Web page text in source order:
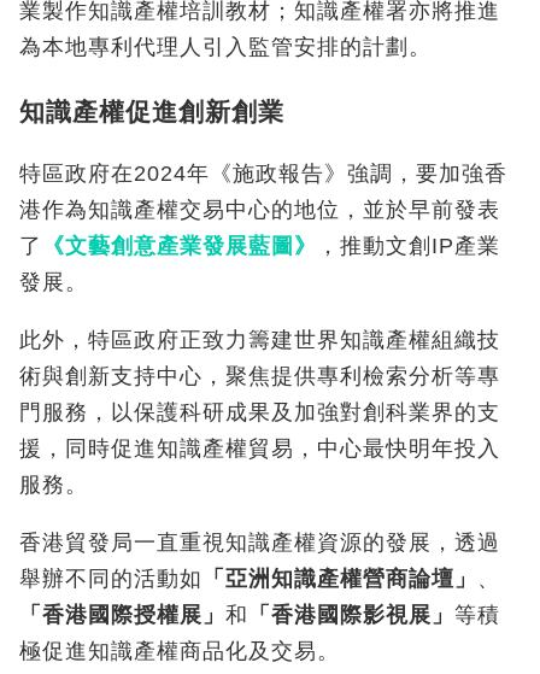
業製作知識產權培訓教材；知識產權署亦將推進
為本地專利代理人引入監管安排的計劃。
知識產權促進創新創業
特區政府在2024年《施政報告》強調，要加強香
港作為知識產權交易中心的地位，並於早前發表
了
《文藝創意產業發展藍圖》
，推動文創IP產業
發展。
此外，特區政府正致力籌建世界知識產權組織技
術與創新支持中心，聚焦提供專利檢索分析等專
門服務，以保護科研成果及加強對創科業界的支
援，同時促進知識產權貿易，中心最快明年投入
服務。
香港貿發局一直重視知識產權資源的發展，透過
舉辦不同的活動如 「亞洲知識產權營商論壇」 、
「香港國際授權展」 和 「香港國際影視展」 等積
極促進知識產權商品化及交易。